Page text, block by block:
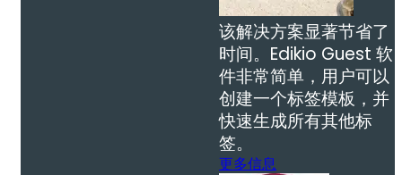
该解决方案显著节省了
时间。Edikio Guest 软
件非常简单，用户可以
创建一个标签模板，并
快速生成所有其他标
签。
更多信息